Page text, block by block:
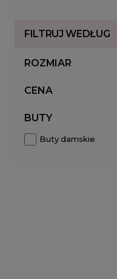
FILTRUJ WEDŁUG
ROZMIAR
CENA
BUTY
Buty damskie